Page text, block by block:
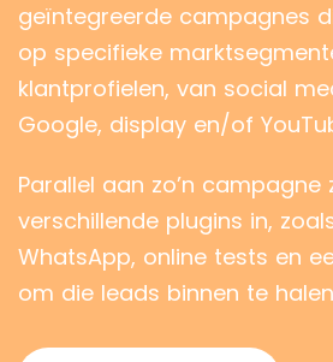
geïntegreerde campagnes
op specifieke
klantprofielen, van social
Google, display en/of
Parallel aan zo’n campagne
verschillende plugins in,
WhatsApp, online tests en
om die leads binnen te